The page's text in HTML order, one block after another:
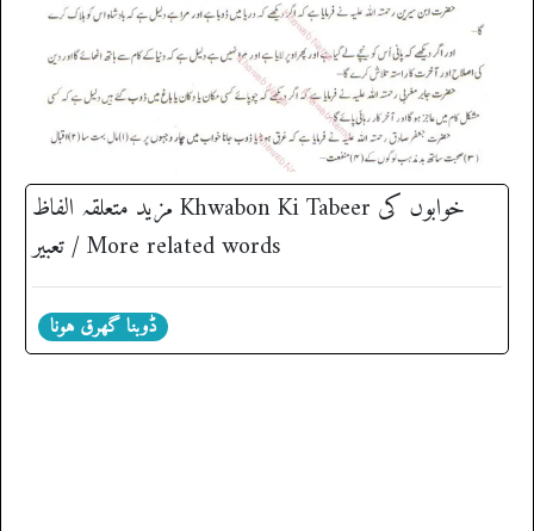
مزید متعلقہ الفاظ ‎Khwabon Ki Tabeer خوابوں کی
تعبیر / More related words
ڈوبنا گھرق ہونا